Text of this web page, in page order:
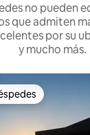
no pueden
que admiten
por su
y mucho más.